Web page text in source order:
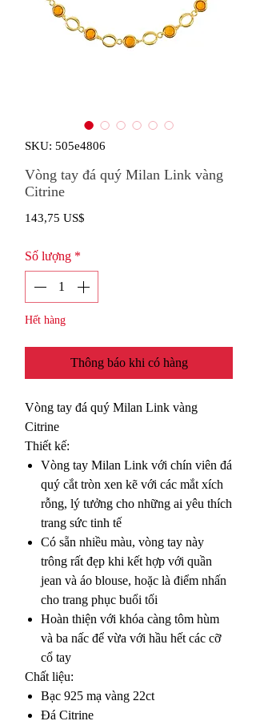
SKU: 505e4806
Vòng tay đá quý Milan Link vàng
Citrine
143,75 US$
Số lượng *
Hết hàng
Thông báo khi có hàng
Vòng tay đá quý Milan Link vàng
Citrine
Thiết kế:
Vòng tay Milan Link với chín viên đá
quý cắt tròn xen kẽ với các mắt xích
rỗng, lý tưởng cho những ai yêu thích
trang sức tinh tế
Có sẵn nhiều màu, vòng tay này
trông rất đẹp khi kết hợp với quần
jean và áo blouse, hoặc là điểm nhấn
cho trang phục buổi tối
Hoàn thiện với khóa càng tôm hùm
và ba nấc để vừa với hầu hết các cỡ
cổ tay
Chất liệu:
Bạc 925 mạ vàng 22ct
Đá Citrine